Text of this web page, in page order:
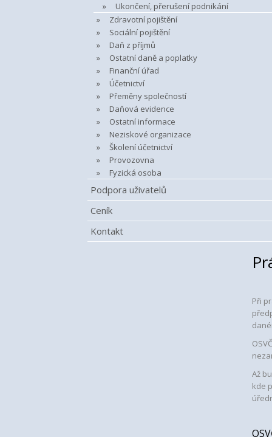
Ukončení, přerušení podnikání
Zdravotní pojištění
Sociální pojištění
Daň z příjmů
Ostatní daně a poplatky
Finanční úřad
Účetnictví
Přeměny společností
Daňová evidence
Ostatní informace
Neziskové organizace
Školení účetnictví
Provozovna
Fyzická osoba
Podpora uživatelů
Ceník
Kontakt
Při
Až
kde